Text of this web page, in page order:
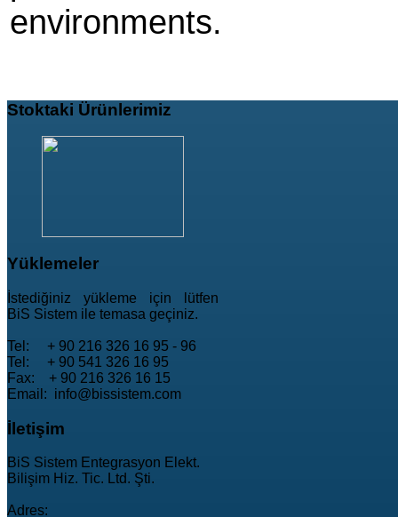
environments.
Stoktaki Ürünlerimiz
Yüklemeler
İstediğiniz yükleme için lütfen
BiS Sistem ile temasa geçiniz.
Tel: + 90 216 326 16 95 - 96
Tel: + 90 541 326 16 95
Fax: + 90 216 326 16 15
Email: info@bissistem.com
İletişim
BiS Sistem Entegrasyon Elekt.
Bilişim Hiz. Tic. Ltd. Şti.
Adres: